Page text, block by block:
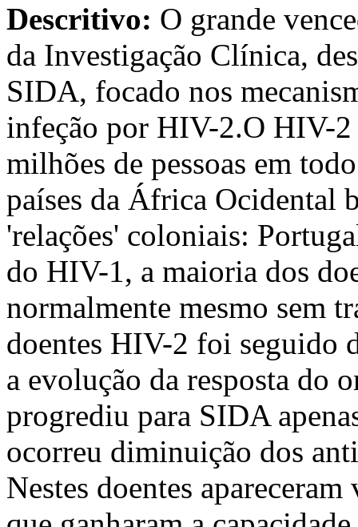
Descritivo: O grande
da Investigação Clínica,
SIDA, focado nos
infeção por HIV-2.O HIV-2
milhões de pessoas em
países da África Ocidental
'relações' coloniais:
do HIV-1, a maioria dos
normalmente mesmo sem
doentes HIV-2 foi seguido
a evolução da resposta do
progrediu para SIDA
ocorreu diminuição dos
Nestes doentes